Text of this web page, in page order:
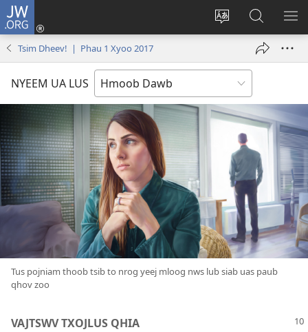
JW.ORG
Hloov
xaij
lwm
yam
Txuas
Ntxiv
window)
Nrhiav
Hauv
JW.ORG
Tsim Dheev! | Phau 1 Xyoo 2017
NYEEM UA LUS
Tus pojniam thoob tsib to nrog yeej mloog nws lub siab uas paub
qhov zoo
VAJTSWV TXOJLUS QHIA